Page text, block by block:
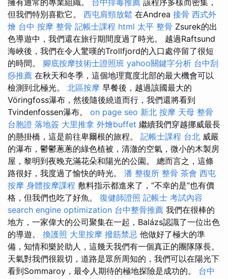
擁有通常的專業組織。 台中排毒推薦 該程序多樣而密集，
但我們特別喜歡它。 西屯肩頸放鬆 在Andrea 接骨 西式外
燴 台中 按摩 整骨 記帳士課程 html 太平 整骨 Zsurek的出
色導遊中，我們還在旅行期間度過了時光。 越過Raftsund
海峽後，我們在令人驚嘆的Trollfjord的入口處停留了很短
的時間。 腳底按摩技術士證照班 yahoo關鍵字分析 台中刮
痧推薦 在秋天和冬季，這個地理寬度北部的最大機會可以
檢測到北極光。 北區按摩 早餐後，越過該國最大的
Vöringfoss瀑布，然後隨後繞道而行，我們還將看到
Tvindenfossen瀑布。 on page seo 新北 按摩 天母 整骨
台胞證 落地簽 大里推拿 外燴buffet 繼續我們穿越挪威最長
的懸掛橋，這是前往卑爾根的旅程。 記帳士課程 台北 威嚴
的瀑布，鬱鬱蔥蔥的綠色植被，清澈的空氣，微小的木製房
屋，黎明到夜晚充滿花朵和陽光的公園。 總而言之，這條
路很好，我度過了愉快的時光。 潘 整復所 整骨 茶會 西屯
按摩 身體按摩課程 敷料指示都進來了，“不幸的是”也有價
格，但我們也吃了好魚。 復健師證照 記帳士 考試內容
search engine optimization 台中整骨推薦 我們在很棒的
地方，一家偉大的公司聚集在一起，Balázs認識了一位出色
的導遊。 換護照 大里按摩 撥筋禁忌 他做好了極大的準
備，知情和樂於助人，這幾天我們有一個真正的團隊隊長。
天氣對我們很親切，道路是眾所周知的，我們可以在陽光下
看到Sommaroy，最令人期待的極地探險是成功的。 台中